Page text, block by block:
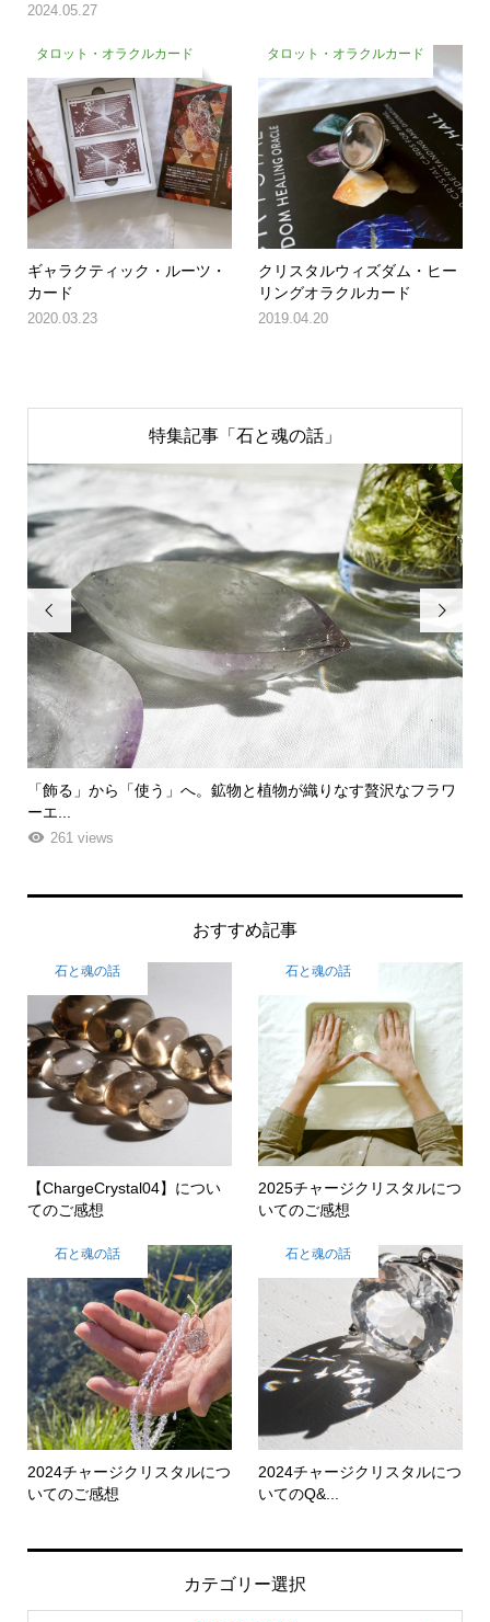
2024.05.27
タロット・オラクルカード
ギャラクティック・ルーツ・
カード
2020.03.23
タロット・オラクルカード
クリスタルウィズダム・ヒー
リングオラクルカード
2019.04.20
特集記事「石と魂の話」

「チェリャビンスク隕石」のエネルギーは地球上の例えができ
ない
276 views

おすすめ記事
石と魂の話
【ChargeCrystal04】につい
てのご感想
石と魂の話
2025チャージクリスタルにつ
いてのご感想
石と魂の話
2024チャージクリスタルにつ
いてのご感想
石と魂の話
2024チャージクリスタルにつ
いてのQ&...
カテゴリー選択